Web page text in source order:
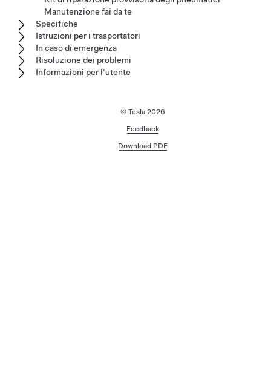
Manutenzione fai da te
Specifiche
Istruzioni per i trasportatori
In caso di emergenza
Risoluzione dei problemi
Informazioni per l'utente
© Tesla 2026
Feedback
Download PDF